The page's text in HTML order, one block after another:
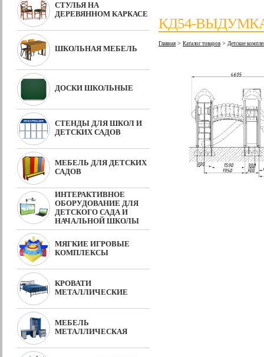
СТУЛЬЯ НА
ДЕРЕВЯННОМ КАРКАСЕ
ШКОЛЬНАЯ МЕБЕЛЬ
ДОСКИ ШКОЛЬНЫЕ
СТЕНДЫ ДЛЯ ШКОЛ И
ДЕТСКИХ САДОВ
МЕБЕЛЬ ДЛЯ ДЕТСКИХ
САДОВ
ИНТЕРАКТИВНОЕ
ОБОРУДОВАНИЕ ДЛЯ
ДЕТСКОГО САДА И
НАЧАЛЬНОЙ ШКОЛЫ
МЯГКИЕ ИГРОВЫЕ
КОМПЛЕКСЫ
КРОВАТИ
МЕТАЛЛИЧЕСКИЕ
МЕБЕЛЬ
МЕТАЛЛИЧЕСКАЯ
КД54-
Главная > Каталог товаров > Детские